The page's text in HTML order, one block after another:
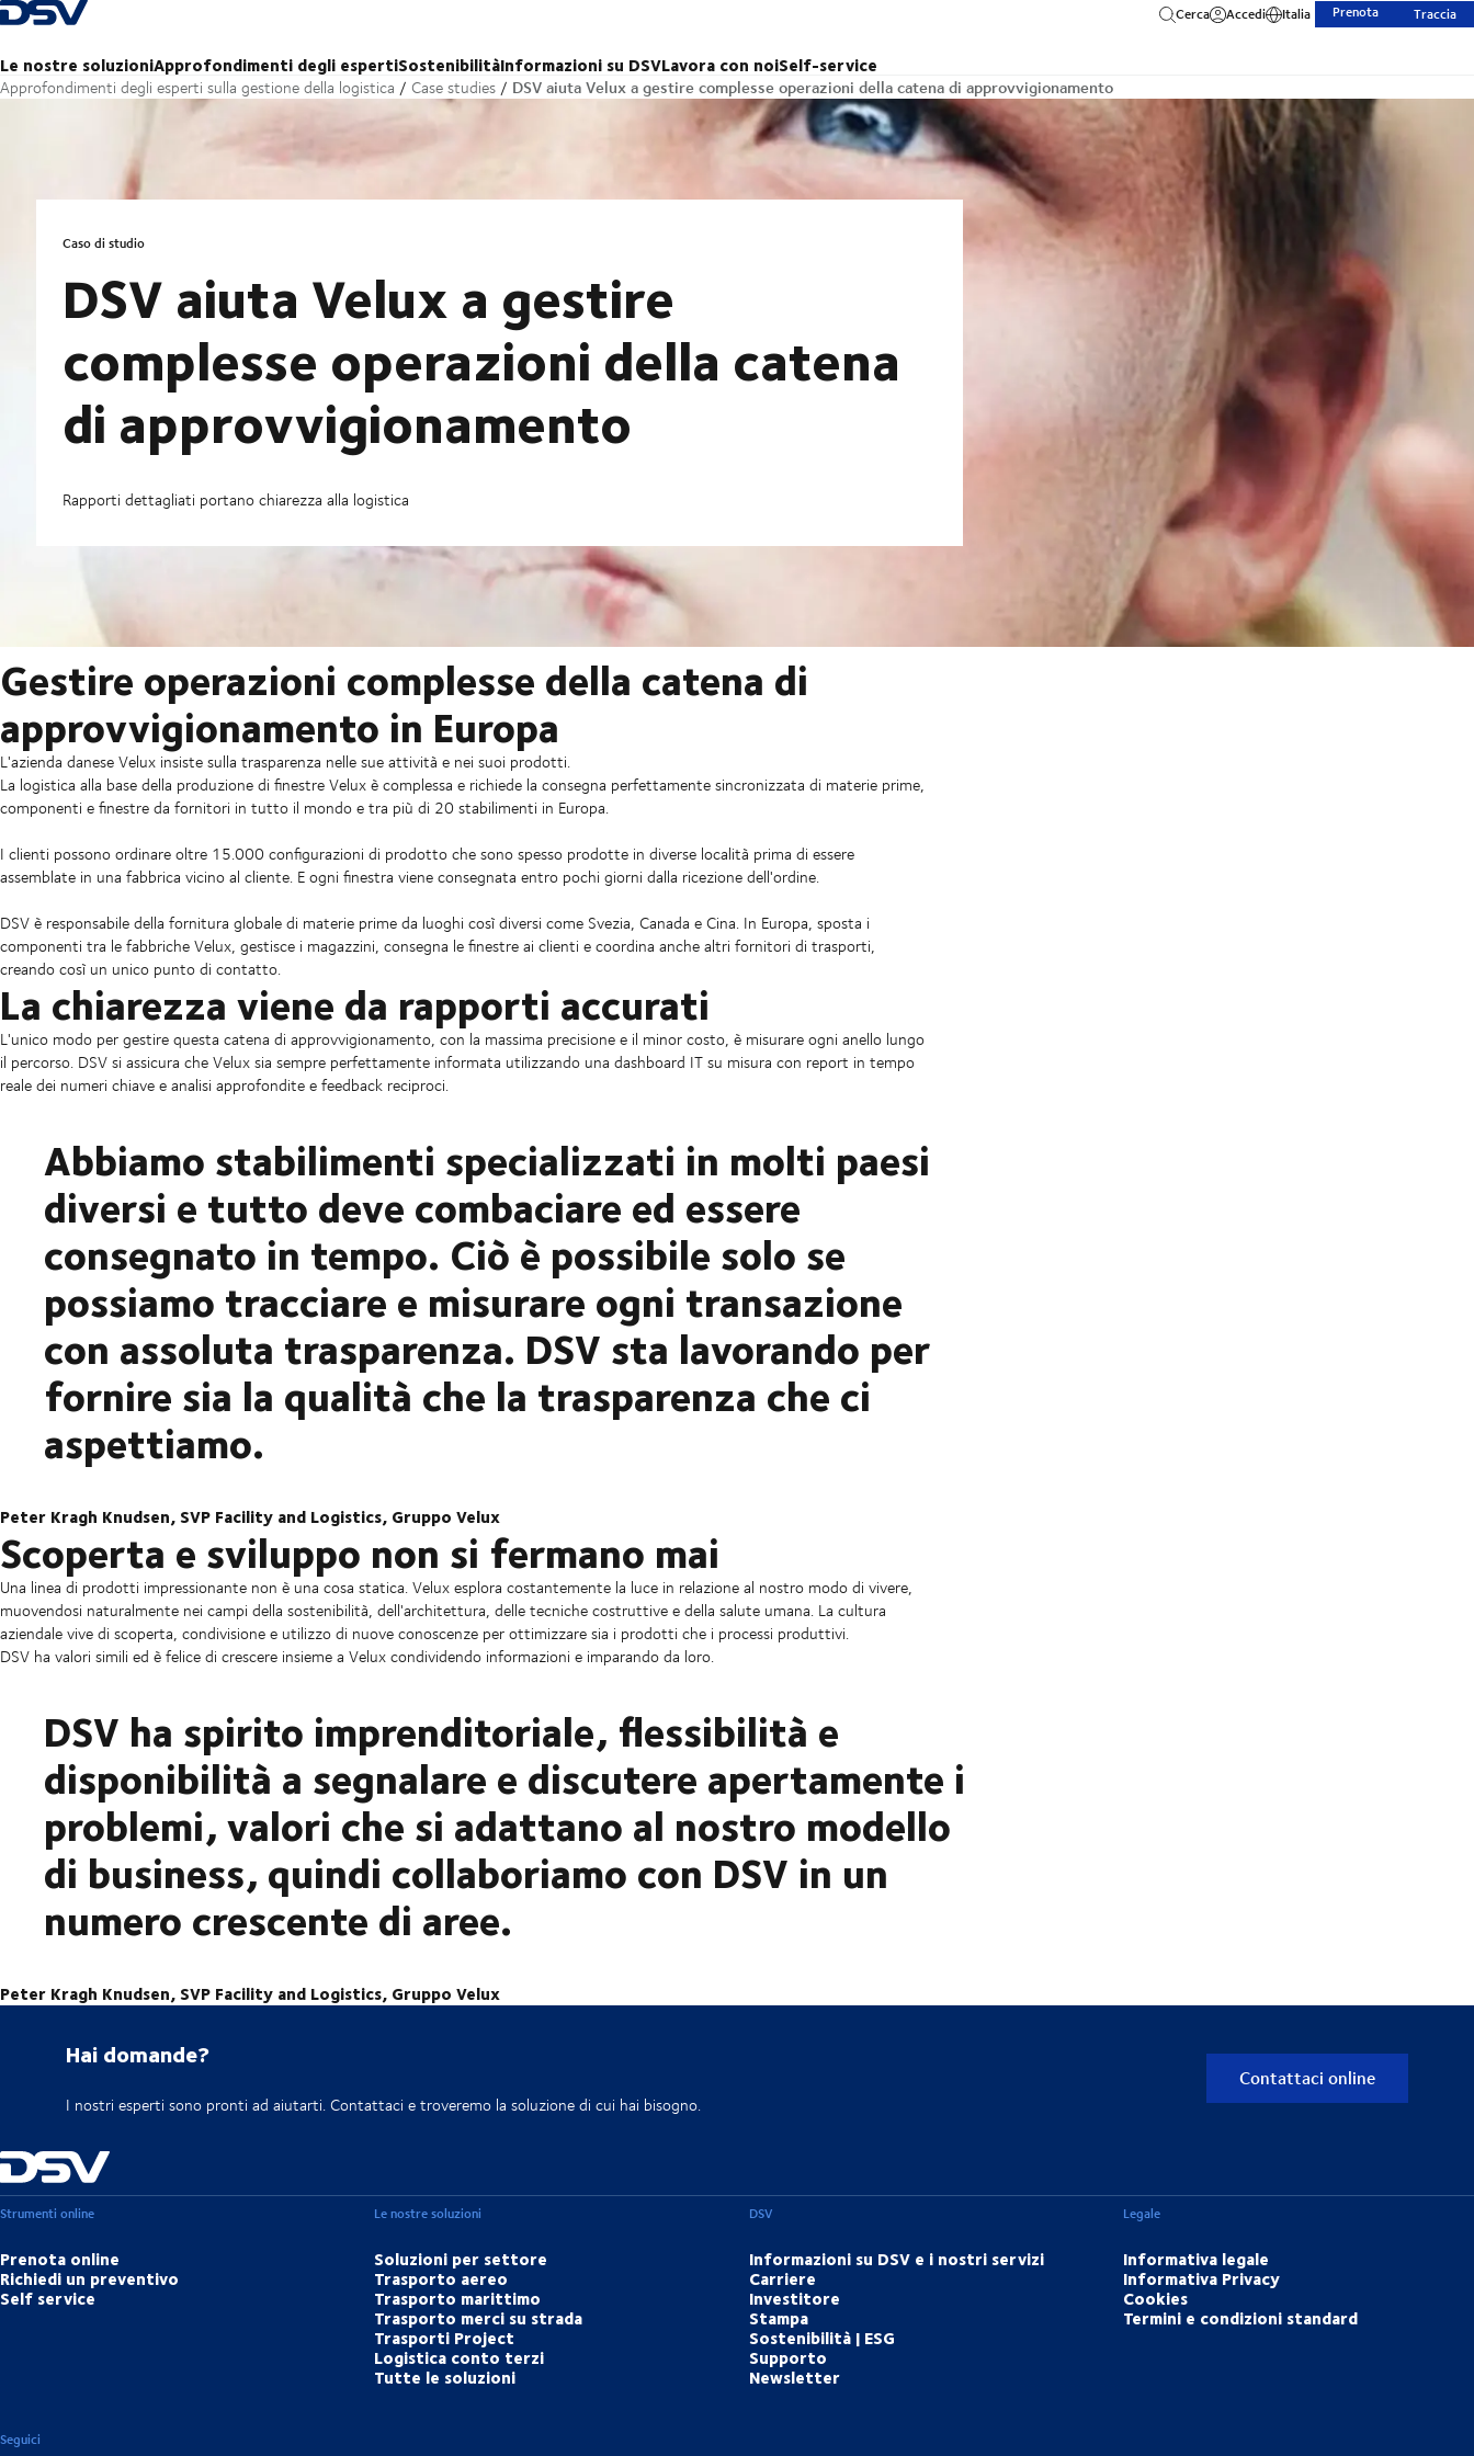
Torna alla pagina iniziale
Le nostre soluzioniApprofondimenti degli espertiSostenibilitàInformazioni su DSVLavora con noiSelf-service
Cerca Accedi Italia Prenota Traccia
Approfondimenti degli esperti sulla gestione della logistica Case studies DSV aiuta Velux a gestire complesse operazioni della catena di approvvigionamento
Caso di studio
DSV aiuta Velux a gestire
complesse operazioni della catena
di approvvigionamento
Rapporti dettagliati portano chiarezza alla logistica
Gestire operazioni complesse della catena di
approvvigionamento in Europa
L'azienda danese Velux insiste sulla trasparenza nelle sue attività e nei suoi prodotti.
La logistica alla base della produzione di finestre Velux è complessa e richiede la consegna perfettamente sincronizzata di materie prime,
componenti e finestre da fornitori in tutto il mondo e tra più di 20 stabilimenti in Europa.
I clienti possono ordinare oltre 15.000 configurazioni di prodotto che sono spesso prodotte in diverse località prima di essere
assemblate in una fabbrica vicino al cliente. E ogni finestra viene consegnata entro pochi giorni dalla ricezione dell'ordine.
DSV è responsabile della fornitura globale di materie prime da luoghi così diversi come Svezia, Canada e Cina. In Europa, sposta i
componenti tra le fabbriche Velux, gestisce i magazzini, consegna le finestre ai clienti e coordina anche altri fornitori di trasporti,
creando così un unico punto di contatto.
La chiarezza viene da rapporti accurati
L'unico modo per gestire questa catena di approvvigionamento, con la massima precisione e il minor costo, è misurare ogni anello lungo
il percorso. DSV si assicura che Velux sia sempre perfettamente informata utilizzando una dashboard IT su misura con report in tempo
reale dei numeri chiave e analisi approfondite e feedback reciproci.
Abbiamo stabilimenti specializzati in molti paesi
diversi e tutto deve combaciare ed essere
consegnato in tempo. Ciò è possibile solo se
possiamo tracciare e misurare ogni transazione
con assoluta trasparenza. DSV sta lavorando per
fornire sia la qualità che la trasparenza che ci
aspettiamo.
Peter Kragh Knudsen, SVP Facility and Logistics, Gruppo Velux
Scoperta e sviluppo non si fermano mai
Una linea di prodotti impressionante non è una cosa statica. Velux esplora costantemente la luce in relazione al nostro modo di vivere,
muovendosi naturalmente nei campi della sostenibilità, dell'architettura, delle tecniche costruttive e della salute umana. La cultura
aziendale vive di scoperta, condivisione e utilizzo di nuove conoscenze per ottimizzare sia i prodotti che i processi produttivi.
DSV ha valori simili ed è felice di crescere insieme a Velux condividendo informazioni e imparando da loro.
DSV ha spirito imprenditoriale, flessibilità e
disponibilità a segnalare e discutere apertamente i
problemi, valori che si adattano al nostro modello
di business, quindi collaboriamo con DSV in un
numero crescente di aree.
Peter Kragh Knudsen, SVP Facility and Logistics, Gruppo Velux
Hai domande?
I nostri esperti sono pronti ad aiutarti. Contattaci e troveremo la soluzione di cui hai bisogno.
Contattaci online
Strumenti online
Prenota online
Richiedi un preventivo
Self service
Le nostre soluzioni
Soluzioni per settore
Trasporto aereo
Trasporto marittimo
Trasporto merci su strada
Trasporti Project
Logistica conto terzi
Tutte le soluzioni
DSV
Informazioni su DSV e i nostri servizi
Carriere
Investitore
Stampa
Sostenibilità | ESG
Supporto
Newsletter
Legale
Informativa legale
Informativa Privacy
Cookies
Termini e condizioni standard
Seguici